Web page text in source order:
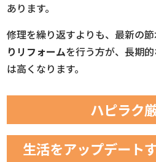
あります。
修理を繰り返すよりも、最新の
りリフォームを行う方が、長期
は高くなります。
ハピラク
生活をアップデート